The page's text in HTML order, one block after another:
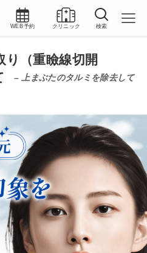
WEB予約 クリニック 検索
り（重瞼線切開
– 上まぶたのタルミを除去して